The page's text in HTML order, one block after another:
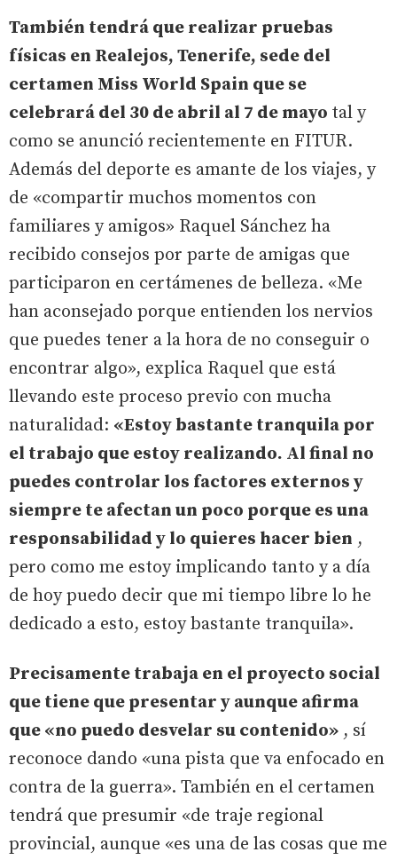
También tendrá que realizar pruebas
físicas en Realejos, Tenerife, sede del
certamen Miss World Spain que se
celebrará del 30 de abril al 7 de mayo tal y
como se anunció recientemente en FITUR.
Además del deporte es amante de los viajes, y
de «compartir muchos momentos con
familiares y amigos» Raquel Sánchez ha
recibido consejos por parte de amigas que
participaron en certámenes de belleza. «Me
han aconsejado porque entienden los nervios
que puedes tener a la hora de no conseguir o
encontrar algo», explica Raquel que está
llevando este proceso previo con mucha
naturalidad: «Estoy bastante tranquila por
el trabajo que estoy realizando. Al final no
puedes controlar los factores externos y
siempre te afectan un poco porque es una
responsabilidad y lo quieres hacer bien ,
pero como me estoy implicando tanto y a día
de hoy puedo decir que mi tiempo libre lo he
dedicado a esto, estoy bastante tranquila».
Precisamente trabaja en el proyecto social
que tiene que presentar y aunque afirma
que «no puedo desvelar su contenido» , sí
reconoce dando «una pista que va enfocado en
contra de la guerra». También en el certamen
tendrá que presumir «de traje regional
provincial, aunque «es una de las cosas que me